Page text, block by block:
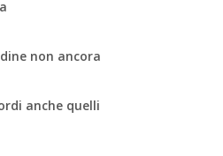
non ancora
anche quelli